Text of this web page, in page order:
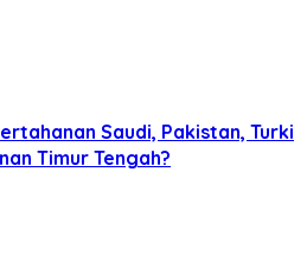
Saudi, Pakistan, Turki
Timur Tengah?